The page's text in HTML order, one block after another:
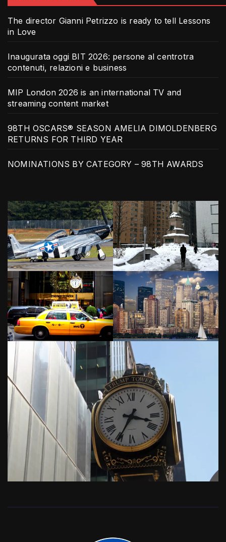
The director Gianni Petrizzo is ready to tell Lessons
in Love
Inaugurata oggi BIT 2026: persone al centrotra
contenuti, relazioni e business
MIP London 2026 is an international TV and
streaming content market
98TH OSCARS® SEASON AMELIA DIMOLDENBERG
RETURNS FOR THIRD YEAR
NOMINATIONS BY CATEGORY – 98TH AWARDS